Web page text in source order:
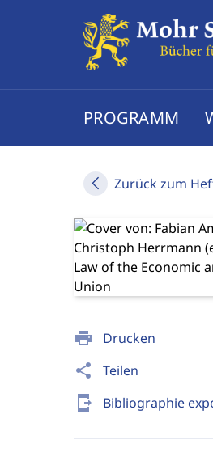
PROGRAMM
Zurück zum
print Drucken
share Teilen
send_to_mobile Bibliographie